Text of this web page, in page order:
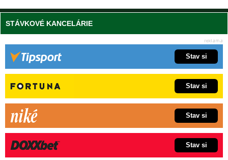
STÁVKOVÉ KANCELÁRIE
Stav si
Stav si
Stav si
Stav si